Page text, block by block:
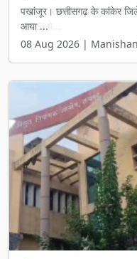
पखांजूर। छत्तीसगढ़ के कांकेर
आया ...
08 Aug 2026 |